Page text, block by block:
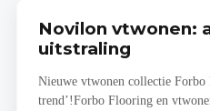
Novilon vtwonen:
uitstraling
Nieuwe vtwonen collectie Forbo
trend’!Forbo Flooring en